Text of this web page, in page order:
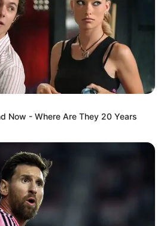
2025
Now - Where Are They 20 Years